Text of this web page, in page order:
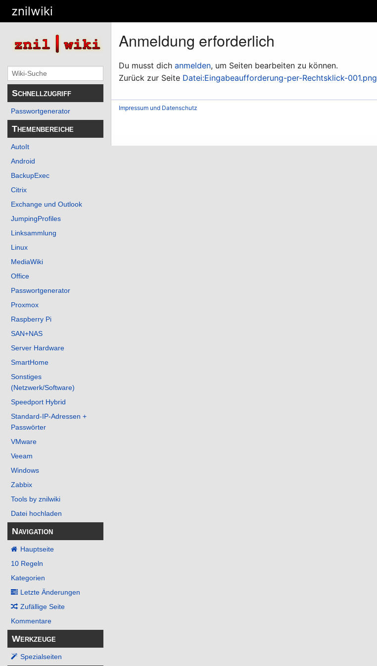
znilwiki
Schnellzugriff
Passwortgenerator
Themenbereiche
AutoIt
Android
BackupExec
Citrix
Exchange und Outlook
JumpingProfiles
Linksammlung
Linux
MediaWiki
Office
Passwortgenerator
Proxmox
Raspberry Pi
SAN+NAS
Server Hardware
SmartHome
Sonstiges
(Netzwerk/Software)
Speedport Hybrid
Standard-IP-Adressen +
Passwörter
VMware
Veeam
Windows
Zabbix
Tools by znilwiki
Datei hochladen
Navigation
Hauptseite
10 Regeln
Kategorien
Letzte Änderungen
Zufällige Seite
Kommentare
Werkzeuge
Spezialseiten
Anmeldung erforderlich
Du musst dichanmelden, um Seiten bearbeiten zu können.
Zurück zur Seite Datei:Eingabeaufforderung-per-Rechtsklick-001.png
Impressum und Datenschutz